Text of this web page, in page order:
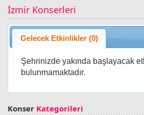
İzmir Konserleri
Gelecek Etkinlikler (0)
Şehrinizde yakında başlayacak
bulunmamaktadır.
Konser Kategorileri